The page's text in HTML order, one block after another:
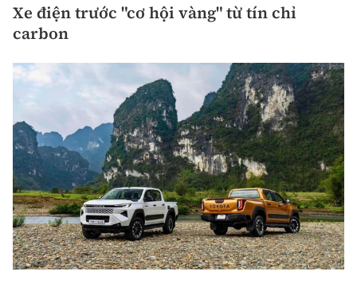
Xe điện trước "cơ hội vàng" từ tín chỉ
carbon